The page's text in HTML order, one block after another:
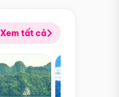
Xem tất cả